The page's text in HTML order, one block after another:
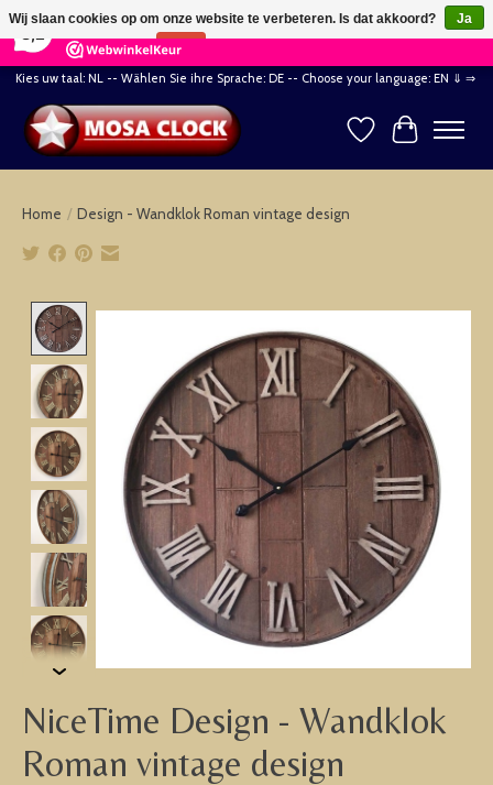
164 Reviews ×
Kies uw taal: NL -- Wählen Sie ihre Sprache: DE -- Choose your language: EN ⇓ ⇒
Verlanglijst
Home / Design - Wandklok Roman vintage design
Product image slideshow Items
NiceTime Design - Wandklok
Roman vintage design
Wij slaan cookies op om onze website te verbeteren. Is dat akkoord?
Ja
Nee